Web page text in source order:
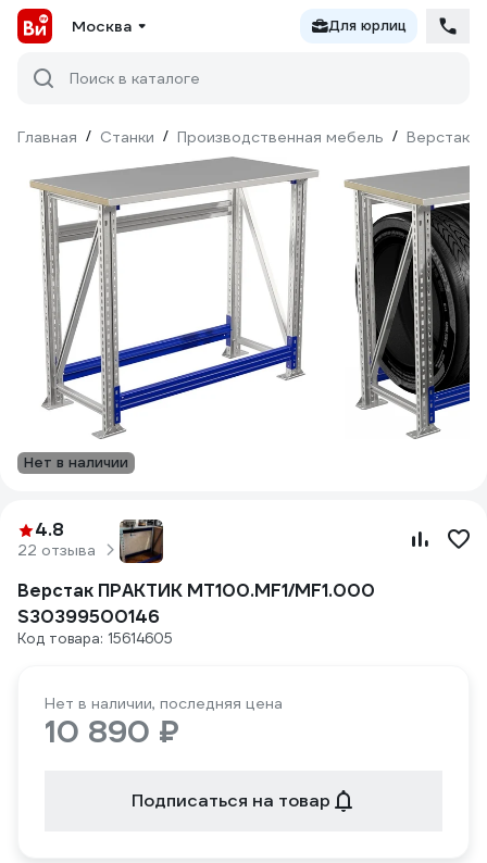
Москва Для юрлиц
Поиск в каталоге
Главная / Станки / Производственная мебель / Верстаки
Нет в наличии
4.8
22 отзыва
Верстак ПРАКТИК MT100.MF1/MF1.000
S30399500146
Код товара: 15614605
Нет в наличии, последняя цена
10 890 ₽
Подписаться на товар